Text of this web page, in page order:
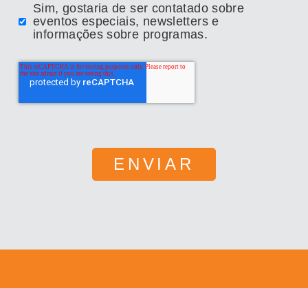
Sim, gostaria de ser contatado sobre
eventos especiais, newsletters e
informações sobre programas.